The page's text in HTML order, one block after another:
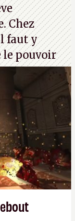
Chez
faut y
le pouvoir